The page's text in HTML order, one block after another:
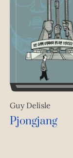
Guy Delisle
Pjongjang